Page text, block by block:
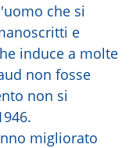
che si
e
induce a molte
non fosse
non si
migliorato